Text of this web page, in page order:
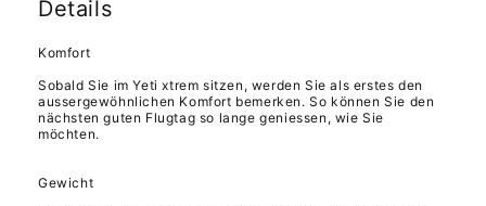
Details
Komfort
Sobald Sie im Yeti xtrem sitzen, werden Sie als erstes den
aussergewöhnlichen Komfort bemerken. So können Sie den
nächsten guten Flugtag so lange geniessen, wie Sie
möchten.
Gewicht